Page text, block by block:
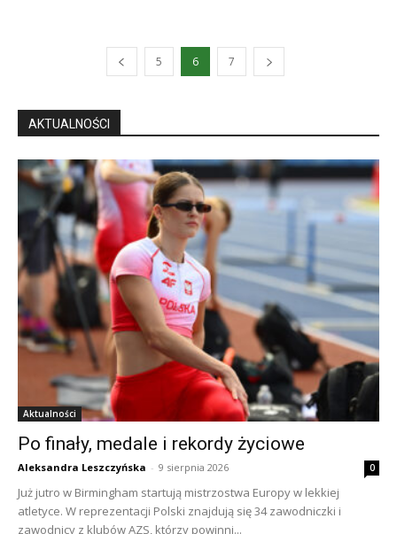
5 6 7
AKTUALNOŚCI
Aktualności
Po finały, medale i rekordy życiowe
Aleksandra Leszczyńska - 9 sierpnia 2026 0
Już jutro w Birmingham startują mistrzostwa Europy w lekkiej
atletyce. W reprezentacji Polski znajdują się 34 zawodniczki i
zawodnicy z klubów AZS, którzy powinni...